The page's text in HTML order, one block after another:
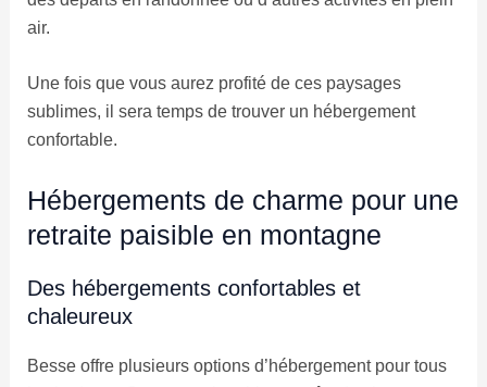
air.
Une fois que vous aurez profité de ces paysages
sublimes, il sera temps de trouver un hébergement
confortable.
Hébergements de charme pour une
retraite paisible en montagne
Des hébergements confortables et
chaleureux
Besse offre plusieurs options d’hébergement pour tous